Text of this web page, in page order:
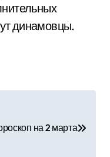
динамовцы.
на 2 марта